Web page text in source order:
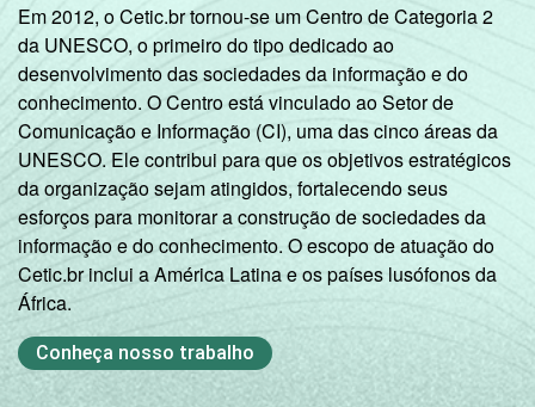
Em 2012, o Cetic.br tornou-se um Centro de Categoria 2
da UNESCO, o primeiro do tipo dedicado ao
desenvolvimento das sociedades da informação e do
conhecimento. O Centro está vinculado ao Setor de
Comunicação e Informação (CI), uma das cinco áreas da
UNESCO. Ele contribui para que os objetivos estratégicos
da organização sejam atingidos, fortalecendo seus
esforços para monitorar a construção de sociedades da
informação e do conhecimento. O escopo de atuação do
Cetic.br inclui a América Latina e os países lusófonos da
África.
Conheça nosso trabalho